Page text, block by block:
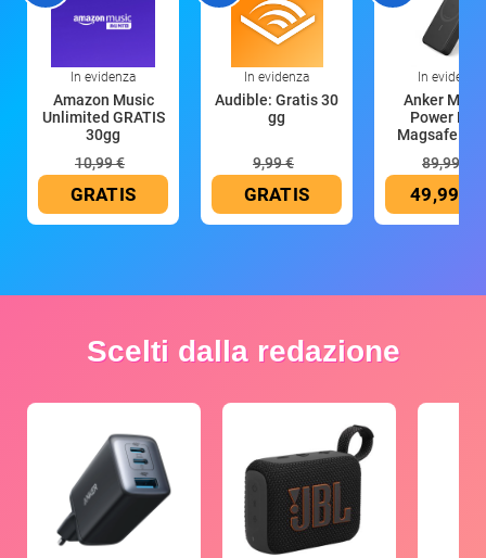
In evidenza
Amazon Music
Unlimited GRATIS
30gg
10,99 €
GRATIS
In evidenza
Audible: Gratis 30
gg
9,99 €
GRATIS
In evidenza
Anker
Power
Magsafe
89,99 €
49,99 €
Scelti dalla redazione